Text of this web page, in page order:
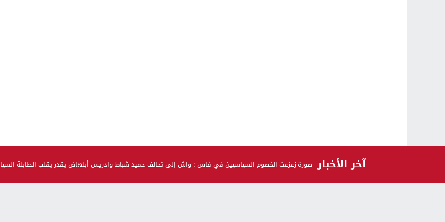
صحة و جمال
آخر الأخبار صورة زعزعت الخصوم السياسيين في فاس : واش إلى تحالف حميد شباط وادريس أبلهاض يقدر يقلب الطابلة